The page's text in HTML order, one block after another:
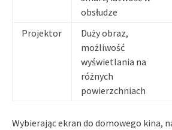
obsłudze
Projektor
Duży obraz,
możliwość
wyświetlania na
różnych
powierzchniach
Wybierając ekran do domowego kina,